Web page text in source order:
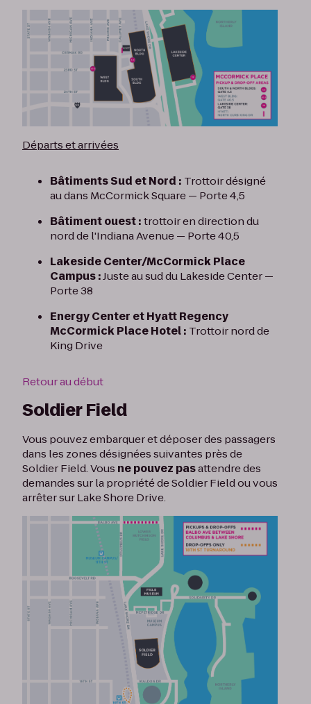
Départs et arrivées
Bâtiments Sud et Nord : Trottoir désigné
au dans McCormick Square — Porte 4,5
Bâtiment ouest :trottoir en direction du
nord de l'Indiana Avenue — Porte 40,5
Lakeside Center/McCormick Place
Campus :Juste au sud du Lakeside Center —
Porte 38
Energy Center et Hyatt Regency
McCormick Place Hotel : Trottoir nord de
King Drive
Retour au début
Soldier Field
Vous pouvez embarquer et déposer des passagers
dans les zones désignées suivantes près de
Soldier Field. Vous ne pouvez pasattendre des
demandes sur la propriété de Soldier Field ou vous
arrêter sur Lake Shore Drive.